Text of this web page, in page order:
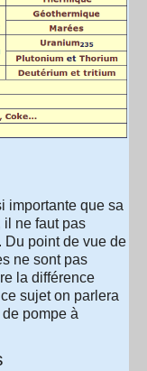
importante que sa
il ne faut pas
Du point de vue de
ne sont pas
la différence
sujet on parlera
pompe à